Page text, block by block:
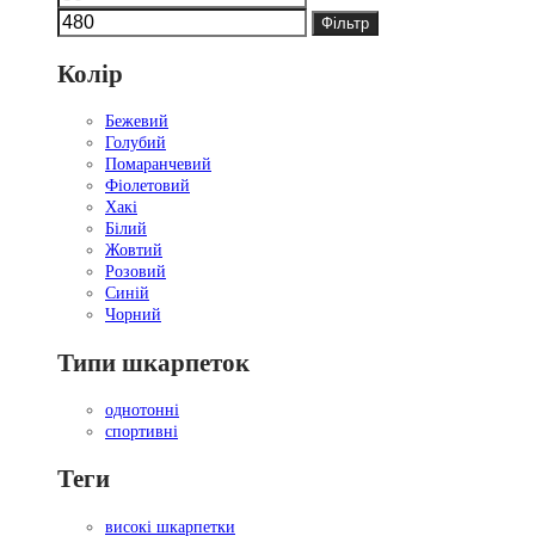
ціна
ціна
Фільтр
Колір
Бежевий
Голубий
Помаранчевий
Фіолетовий
Хакі
Білий
Жовтий
Розовий
Синій
Чорний
Типи шкарпеток
однотонні
спортивні
Теги
високі шкарпетки